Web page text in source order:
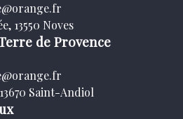
13550 Noves
de Provence
Saint-Andiol